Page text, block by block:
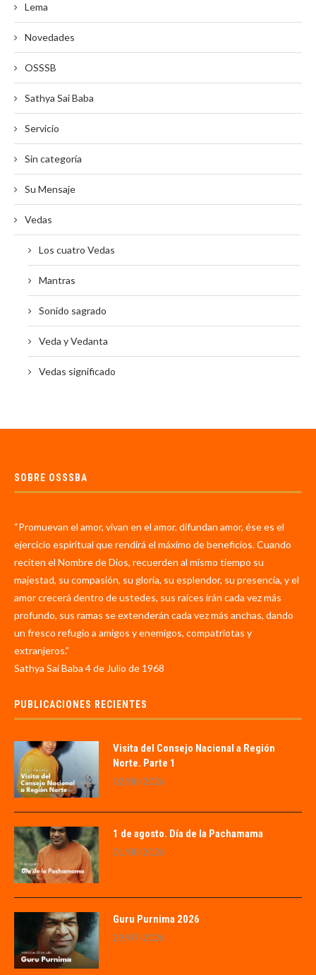
Lema
Novedades
OSSSB
Sathya Sai Baba
Servicio
Sin categoría
Su Mensaje
Vedas
Los cuatro Vedas
Mantras
Sonido sagrado
Veda y Vedanta
Vedas significado
SOBRE OSSSBA
“Promuevan el amor, vivan en el amor, difundan amor, ése es el
ejercicio espiritual que rendirá el máximo de beneficios. Cuando
reciten el Nombre de Dios, recuerden al mismo tiempo su
majestad, su compasión, su gloria, su esplendor, su presencia, y el
amor crecerá dentro de ustedes, sus raíces irán cada vez más
profundo, sus ramas se extenderán cada vez más anchas, dando
un fresco refugio a amigos y enemigos, compatriotas y
extranjeros.”
Sathya Sai Baba 4 de Julio de 1968
PUBLICACIONES RECIENTES
Visita del Consejo Nacional a Región
Norte. Parte 1
02/08/2026
1 de agosto. Día de la Pachamama
01/08/2026
Guru Purnima 2026
29/07/2026